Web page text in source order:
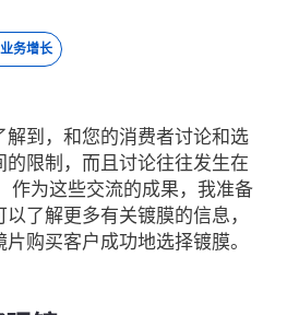
务增长
到，和您的消费者讨论和选
限制，而且讨论往往发生在
作为这些交流的成果，我准备
了解更多有关镀膜的信息，
购买客户成功地选择镀膜。